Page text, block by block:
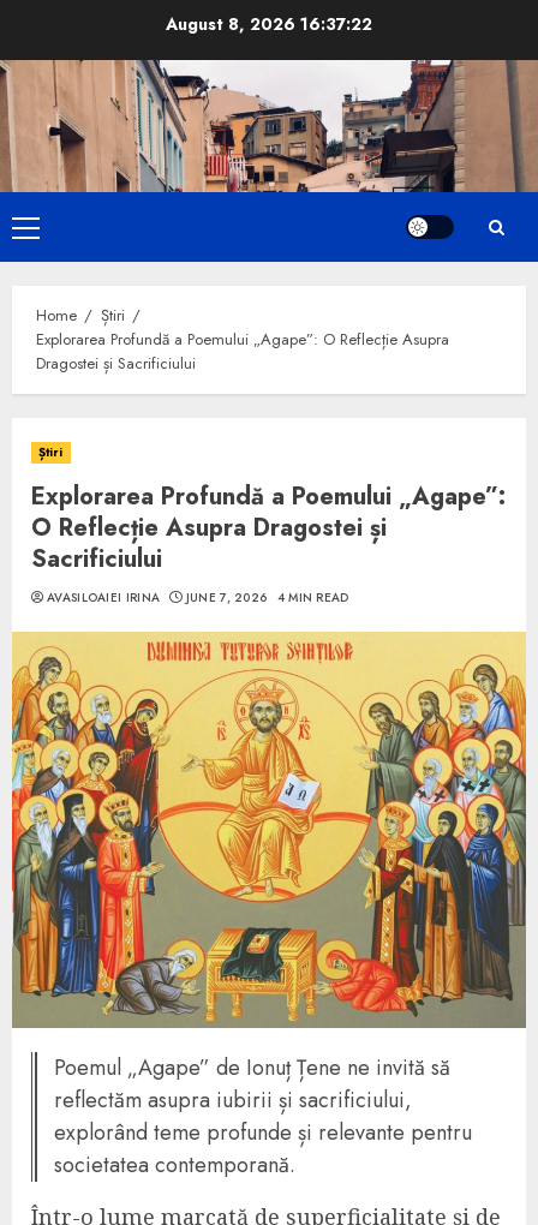
content
August 8, 2026 16:37:24
Primary
Menu
Home
Știri
Explorarea Profundă a Poemului „Agape”: O Reflecție Asupra
Dragostei și Sacrificiului
Știri
Explorarea Profundă a Poemului „Agape”:
O Reflecție Asupra Dragostei și
Sacrificiului
AVASILOAIEI IRINA JUNE 7, 2026 4 MIN READ
Poemul „Agape” de Ionuț Țene ne invită să
reflectăm asupra iubirii și sacrificiului,
explorând teme profunde și relevante pentru
societatea contemporană.
Într-o lume marcată de superficialitate și de